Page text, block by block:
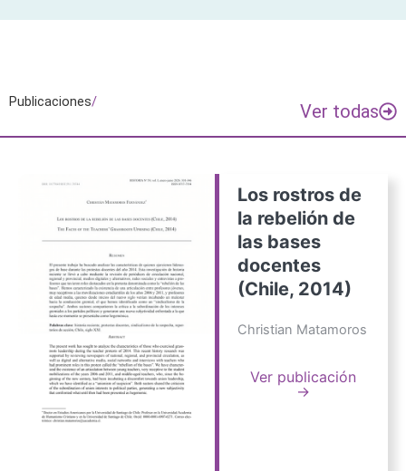
Publicaciones/ Ver todas
Los rostros de
la rebelión de
las bases
docentes
(Chile, 2014)
Christian Matamoros
Ver publicación
→